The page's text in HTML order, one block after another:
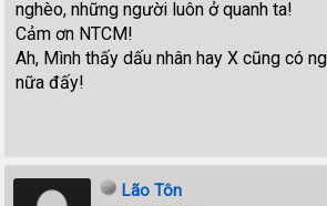
nghèo, những người luôn ở quanh ta!
Cảm ơn NTCM!
Ah, Mình thấy dấu nhân hay X cũng có
nữa đấy!
Lão Tôn